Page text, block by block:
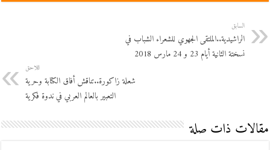
السابق
الراشيدية..الملتقى الجهوي للشعراء الشباب في
نسختة الثانية أيام 23 و 24 مارس 2018
اللاحق
شعلة زاكورة..تناقش أفاق الكتابة وحرية
التعبير بالعالم العربي في ندوة فكرية
مقالات ذات صلة